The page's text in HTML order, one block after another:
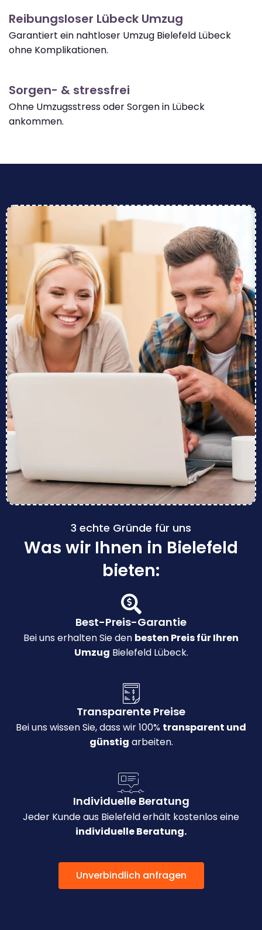
Reibungsloser Lübeck Umzug
Garantiert ein nahtloser Umzug Bielefeld Lübeck
ohne Komplikationen.
Sorgen- & stressfrei
Ohne Umzugsstress oder Sorgen in Lübeck
ankommen.
3 echte Gründe für uns
Was wir Ihnen in Bielefeld
bieten:
Best-Preis-Garantie
Bei uns erhalten Sie den besten Preis für Ihren
Umzug Bielefeld Lübeck.
Transparente Preise
Bei uns wissen Sie, dass wir 100% transparent und
günstig arbeiten.
Individuelle Beratung
Jeder Kunde aus Bielefeld erhält kostenlos eine
individuelle Beratung.
Unverbindlich anfragen